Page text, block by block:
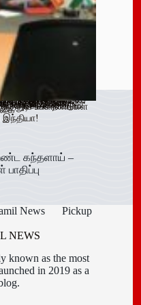
67 பேருக்கு
சமூக ஊடக
கடத்தல் முயற்சி
வர்த்தமானிக்கு
பணிகள்
திருத்தம்;
இருவர்
பிரதேச செயலாளர்
கூட்டம்!
சக மாணவர்களை
அடிக்கல் நாட்டும்
உபகரணங்கள்
கந்தளாய் –
News
Pickup
NEWS
known as the most
in 2019 as a